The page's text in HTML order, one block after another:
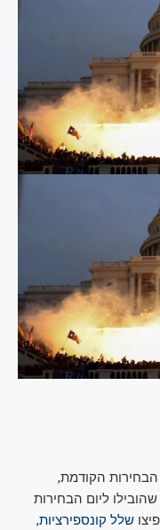
הבחירות הקודמת,
שהובילו ליום הבחירות
שלל קונספירציות,